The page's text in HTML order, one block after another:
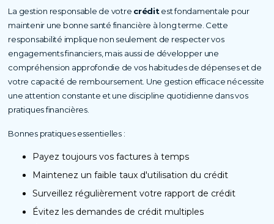
La gestion responsable de votre créditest fondamentale pour
maintenir une bonne santé financière à long terme. Cette
responsabilité implique non seulement de respecter vos
engagements financiers, mais aussi de développer une
compréhension approfondie de vos habitudes de dépenses et de
votre capacité de remboursement. Une gestion efficace nécessite
une attention constante et une discipline quotidienne dans vos
pratiques financières.
Bonnes pratiques essentielles :
Payez toujours vos factures à temps
Maintenez un faible taux d'utilisation du crédit
Surveillez régulièrement votre rapport de crédit
Évitez les demandes de crédit multiples